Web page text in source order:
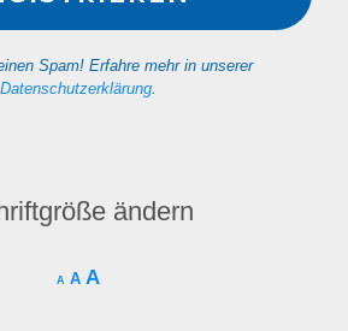
Spam! Erfahre mehr in unserer
Datenschutzerklärung
ändern
A A A